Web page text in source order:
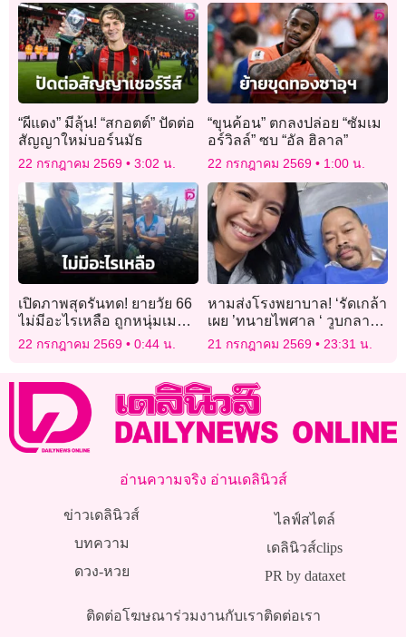
“ผีแดง” มีลุ้น! “สกอตต์” ปัดต่อ
สัญญาใหม่บอร์นมัธ
22 กรกฎาคม 2569 3:02 น.
“ขุนค้อน” ตกลงปล่อย “ซัมเม
อร์วิลล์” ซบ “อัล ฮิลาล”
22 กรกฎาคม 2569 1:00 น.
เปิดภาพสุดรันทด! ยายวัย 66
ไม่มีอะไรเหลือ ถูกหนุ่มเมา
ยาจุดเผาไฟบ้านลามวอด 7
22 กรกฎาคม 2569 0:44 น.
หามส่งโรงพยาบาล! ‘รัดเกล้า
เผย ’ทนายไพศาล ‘ วูบกลาง
วงประชุม กมธ.พบ หัวใจเต้น
ผิดจังหวะ ตอนนี้ปลอดภัย
21 กรกฎาคม 2569 23:31 น.
อ่านความจริง อ่านเดลินิวส์
ข่าวเดลินิวส์
บทความ
ดวง-หวย
ไลฟ์สไตล์
เดลินิวส์clips
PR by dataxet
ติดต่อโฆษณาร่วมงานกับเราติดต่อเรา